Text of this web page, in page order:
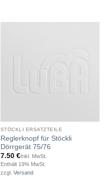
STÖCKLI ERSATZTEILE
Reglerknopf für Stöckli
Dörrgerät 75/76
7.50 €Inkl. MwSt.
Enthält 19% MwSt.
zzgl. Versand